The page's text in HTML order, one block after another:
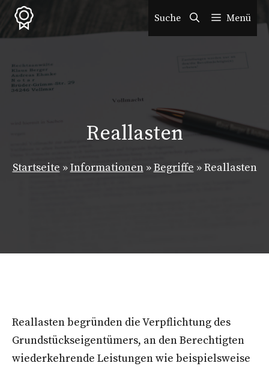
Zum
Inhalt
Suche Menü
Reallasten
Startseite »Informationen»Begriffe »Reallasten
Reallasten begründen die Verpflichtung des
Grundstückseigentümers, an den Berechtigten
wiederkehrende Leistungen wie beispielsweise